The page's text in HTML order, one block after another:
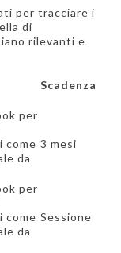
per tracciare i
di
rilevanti e
Scadenza
per
come
da
3 mesi
per
come
da
Sessione